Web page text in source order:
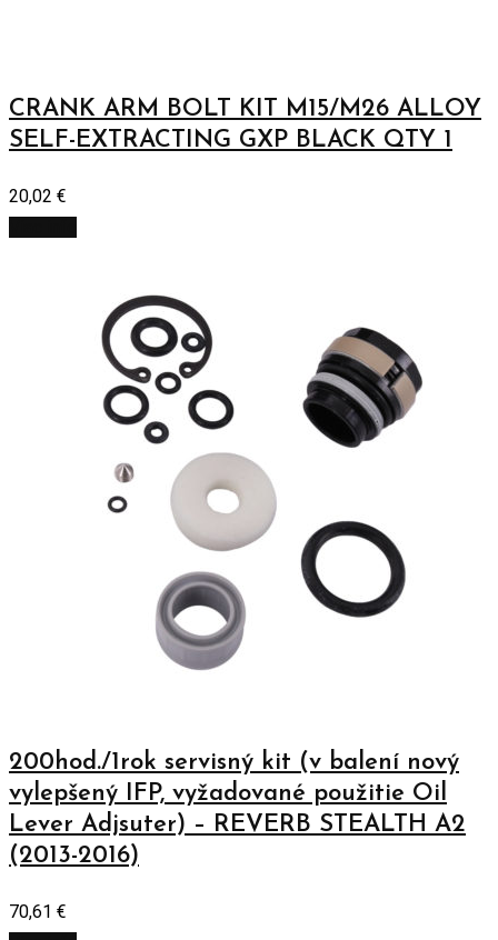
CRANK ARM BOLT KIT M15/M26 ALLOY
SELF-EXTRACTING GXP BLACK QTY 1
20,02 €
200hod./1rok servisný kit (v balení nový
vylepšený IFP, vyžadované použitie Oil
Lever Adjsuter) – REVERB STEALTH A2
(2013-2016)
70,61 €